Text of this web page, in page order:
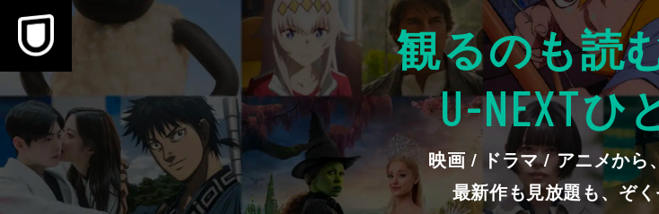
本文へスキップ
観るのも読
U-NEXTひ
映画 / ドラマ / アニメから
最新作も見放題も、ぞ